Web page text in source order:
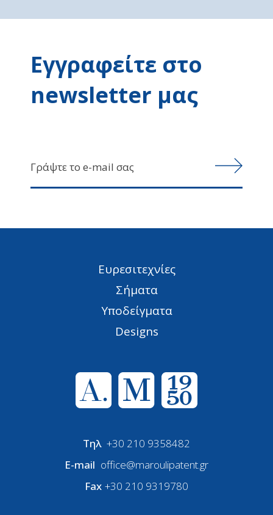
Εγγραφείτε στο
newsletter μας
Ευρεσιτεχνίες
Σήματα
Υποδείγματα
Designs
Τηλ +30 210 9358482
E-mail office@maroulipatent.gr
Fax +30 210 9319780